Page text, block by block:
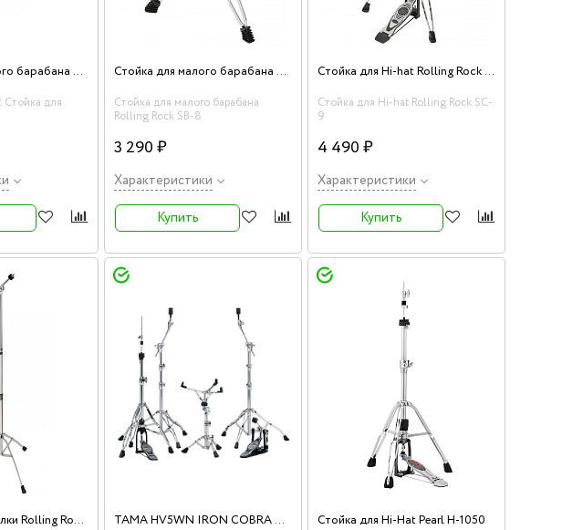
Стойка для малого барабана Rolling Rock SB-22
Стойка для
Стойка для малого барабана Rolling Rock SB-8
Стойка для малого барабана
Rolling Rock SB-8
3 290 ₽
Характеристики
Купить
Стойка для Hi-hat Rolling Rock SC-9
Стойка для Hi-hat Rolling Rock SC-
9
4 490 ₽
Характеристики
Купить
Стойка для тарелки Rolling Rock SC-5B TAMA HV5WN IRON COBRA 600 HARDWARE KIT набор стоек для ударной установки Стойка для Hi-Hat Pearl H-1050